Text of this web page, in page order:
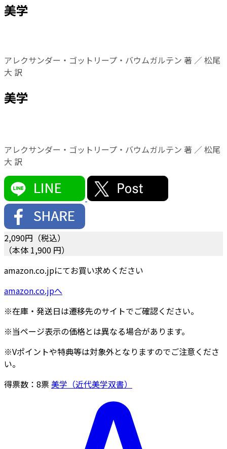
美学
アレクサンダー・ゴットリープ・バウムガルテン 著 ／ 松尾
大 訳
美学
アレクサンダー・ゴットリープ・バウムガルテン 著 ／ 松尾
大 訳
2,090円（税込）
（本体 1,900 円）
amazon.co.jpにてお買い求めください
amazon.co.jpへ
※在庫・発送日は遷移先のサイトでご確認ください。
※当ページ表示の価格とは異なる場合があります。
※Vポイントや特典等は対象外となりますのでご注意くださ
い。
得票数： 8票美学（近代美学双書）